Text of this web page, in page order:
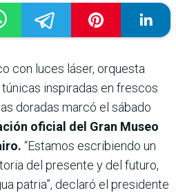
con luces láser, orquesta
inspiradas en frescos
doradas marcó el sábado
oficial del Gran Museo
“Estamos escribiendo un
del presente y del futuro,
patria”, declaró el presidente